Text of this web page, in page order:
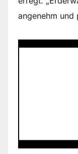
angenehm